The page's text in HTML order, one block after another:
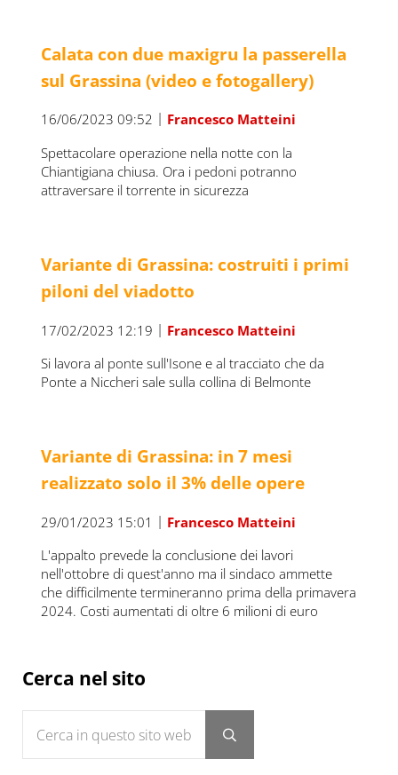
Calata con due maxigru la passerella
sul Grassina (video e fotogallery)
16/06/2023 09:52 | Francesco Matteini
Spettacolare operazione nella notte con la
Chiantigiana chiusa. Ora i pedoni potranno
attraversare il torrente in sicurezza
Variante di Grassina: costruiti i primi
piloni del viadotto
17/02/2023 12:19 | Francesco Matteini
Si lavora al ponte sull'Isone e al tracciato che da
Ponte a Niccheri sale sulla collina di Belmonte
Variante di Grassina: in 7 mesi
realizzato solo il 3% delle opere
29/01/2023 15:01 | Francesco Matteini
L'appalto prevede la conclusione dei lavori
nell'ottobre di quest'anno ma il sindaco ammette
che difficilmente termineranno prima della primavera
2024. Costi aumentati di oltre 6 milioni di euro
Sidebar
Cerca nel sito
Submit search